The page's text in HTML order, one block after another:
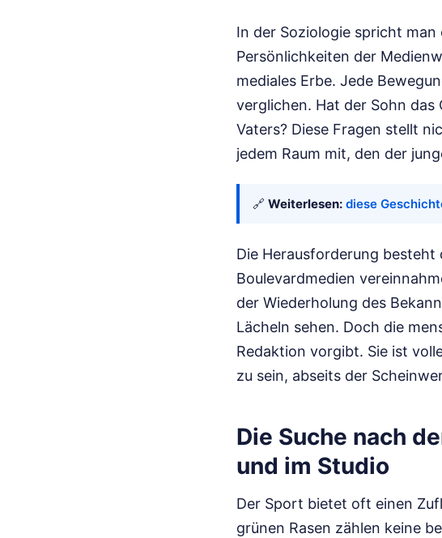
In der Soziologie spricht
Persönlichkeiten der
mediales Erbe. Jede
verglichen. Hat der Sohn
Vaters? Diese Fragen stellt
jedem Raum mit, den der
🔗 Weiterlesen: diese
Die Herausforderung
Boulevardmedien
der Wiederholung des
Lächeln sehen. Doch die
Redaktion vorgibt. Sie ist
zu sein, abseits der
Die Suche nach
und im Studio
Der Sport bietet oft einen
grünen Rasen zählen keine